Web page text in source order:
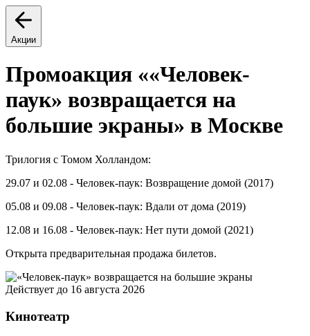
Акции
Промоакция ««Человек-
паук» возвращается на
большие экраны» в Москве
Трилогия с Томом Холландом:
29.07 и 02.08 - Человек-паук: Возвращение домой (2017)
05.08 и 09.08 - Человек-паук: Вдали от дома (2019)
12.08 и 16.08 - Человек-паук: Нет пути домой (2021)
Открыта предварительная продажа билетов.
Действует до 16 августа 2026
Кинотеатр